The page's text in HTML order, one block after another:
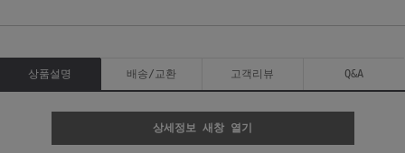
상품설명 배송/교환 고객리뷰 Q&A
상세정보 새창 열기